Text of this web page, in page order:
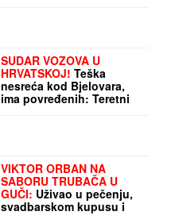
SUDAR VOZOVA U
HRVATSKOJ! Teška
nesreća kod Bjelovara,
ima povređenih: Teretni
VIKTOR ORBAN NA
SABORU TRUBAČA U
GUČI: Uživao u pečenju,
svadbarskom kupusu i